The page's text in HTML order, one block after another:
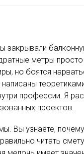
закрывали
метры
но боятся
написаны
профессии. Я
проектов.
Вы узнаете, почему
читать